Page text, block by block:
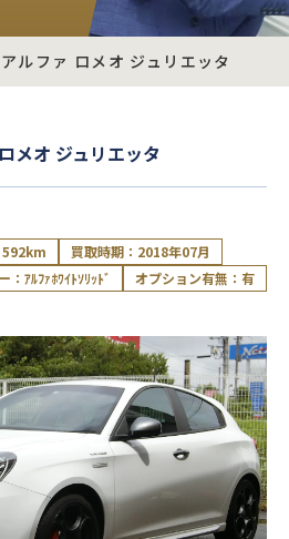
最強買取マガジン
アルファ ロメオ ジュリエッタ
メオ ジュリエッタ
592km
買取時期：2018年07月
：ｱﾙﾌｧﾎﾜｲﾄｿﾘｯﾄﾞ オプション有無：有